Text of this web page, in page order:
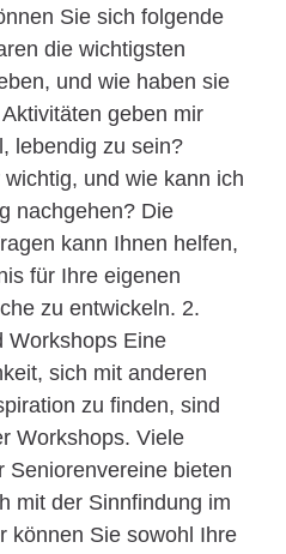
Sie sich folgende
die wichtigsten
und wie haben sie
geben mir
lebendig zu sein?
und wie kann ich
nachgehen? Die
kann Ihnen helfen,
für Ihre eigenen
zu entwickeln. 2.
Workshops Eine
sich mit anderen
zu finden, sind
Workshops. Viele
Seniorenvereine bieten
mit der Sinnfindung im
können Sie sowohl Ihre